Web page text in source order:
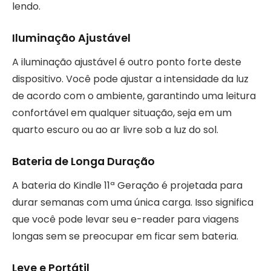
lendo.
Iluminação Ajustável
A iluminação ajustável é outro ponto forte deste
dispositivo. Você pode ajustar a intensidade da luz
de acordo com o ambiente, garantindo uma leitura
confortável em qualquer situação, seja em um
quarto escuro ou ao ar livre sob a luz do sol.
Bateria de Longa Duração
A bateria do Kindle 11ª Geração é projetada para
durar semanas com uma única carga. Isso significa
que você pode levar seu e-reader para viagens
longas sem se preocupar em ficar sem bateria.
Leve e Portátil